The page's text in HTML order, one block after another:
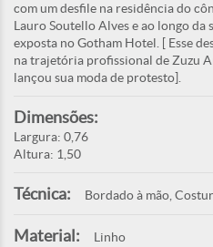
com um desfile na residência do
Lauro Soutello Alves e ao longo da
exposta no Gotham Hotel. [ Esse
na trajetória profissional de Zuzu
lançou sua moda de protesto].
Dimensões:
Largura: 0,76
Altura: 1,50
Técnica: Bordado à mão,
Material: Linho